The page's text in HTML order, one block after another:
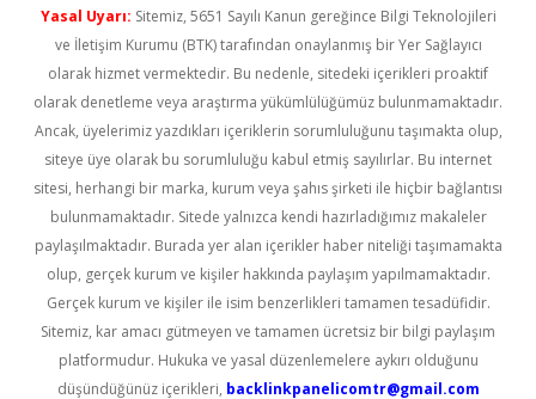
Yasal Uyarı: Sitemiz, 5651 Sayılı Kanun gereğince Bilgi Teknolojileri
ve İletişim Kurumu (BTK) tarafından onaylanmış bir Yer Sağlayıcı
olarak hizmet vermektedir. Bu nedenle, sitedeki içerikleri proaktif
olarak denetleme veya araştırma yükümlülüğümüz bulunmamaktadır.
Ancak, üyelerimiz yazdıkları içeriklerin sorumluluğunu taşımakta olup,
siteye üye olarak bu sorumluluğu kabul etmiş sayılırlar. Bu internet
sitesi, herhangi bir marka, kurum veya şahıs şirketi ile hiçbir bağlantısı
bulunmamaktadır. Sitede yalnızca kendi hazırladığımız makaleler
paylaşılmaktadır. Burada yer alan içerikler haber niteliği taşımamakta
olup, gerçek kurum ve kişiler hakkında paylaşım yapılmamaktadır.
Gerçek kurum ve kişiler ile isim benzerlikleri tamamen tesadüfidir.
Sitemiz, kar amacı gütmeyen ve tamamen ücretsiz bir bilgi paylaşım
platformudur. Hukuka ve yasal düzenlemelere aykırı olduğunu
düşündüğünüz içerikleri, backlinkpanelicomtr@gmail.com